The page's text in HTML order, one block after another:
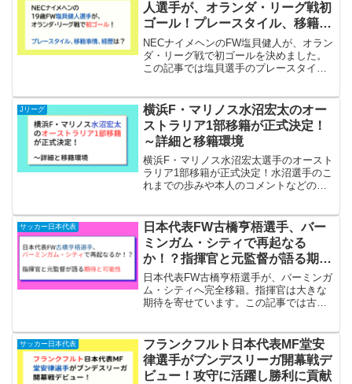
人選手が、オランダ・リーグ戦初
ゴール！プレースタイル、移籍事
情、経歴は？
NECナイメヘンのFW塩貝健人が、オラン
ダ・リーグ戦で初ゴールを決めました。
この記事では塩貝選手のプレースタイ
Jリーグ
横浜F・マリノス水沼宏太のオー
ストラリア1部移籍が正式決定！
～詳細と移籍環境
横浜F・マリノス水沼宏太選手のオースト
ラリア1部移籍が正式決定！水沼選手のこ
れまでの歩みや本人のコメントなどの詳
サッカー日本代表
日本代表FW古橋亨梧選手、バー
ミンガム・シティで再起なる
か！？指揮官と元監督が語る期待
と可能性
日本代表FW古橋亨梧選手が、バーミンガ
ム・シティへ完全移籍。指揮官は大きな
期待を寄せています。この記事では古橋
サッカー日本代表
フランクフルト日本代表MF堂安
律選手がブンデスリーガ開幕戦デ
ビュー！攻守に活躍し勝利に貢献